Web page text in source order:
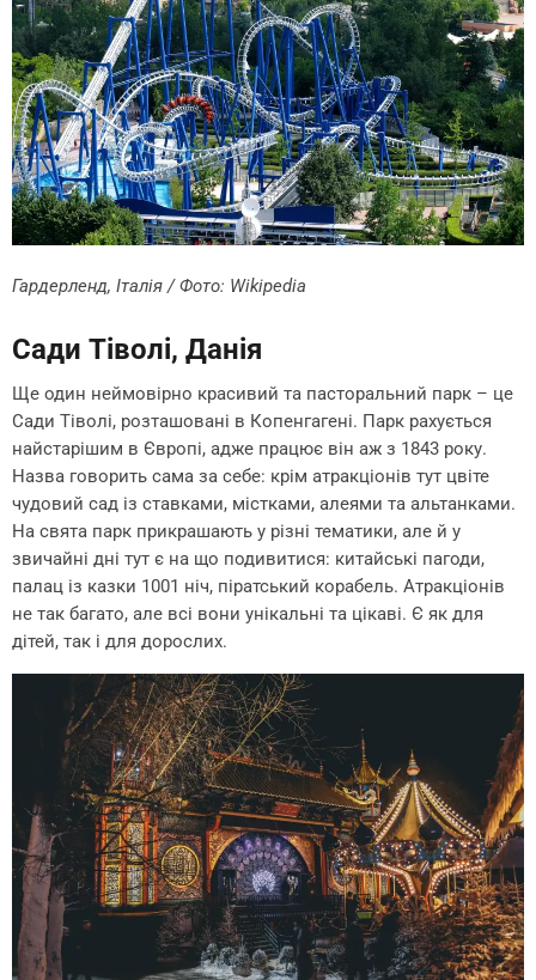
Гардерленд, Італія / Фото: Wikipedia
Сади Тіволі, Данія
Ще один неймовірно красивий та пасторальний парк – це
Сади Тіволі, розташовані в Копенгагені. Парк рахується
найстарішим в Європі, адже працює він аж з 1843 року.
Назва говорить сама за себе: крім атракціонів тут цвіте
чудовий сад із ставками, містками, алеями та альтанками.
На свята парк прикрашають у різні тематики, але й у
звичайні дні тут є на що подивитися: китайські пагоди,
палац із казки 1001 ніч, піратський корабель. Атракціонів
не так багато, але всі вони унікальні та цікаві. Є як для
дітей, так і для дорослих.